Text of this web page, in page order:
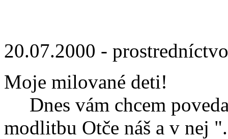
20.07.2000 -
Moje milované deti!
Dnes vám chcem
modlitbu Otče náš a v nej